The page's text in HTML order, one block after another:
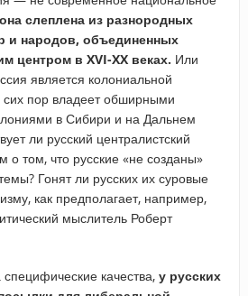
она слеплена из разнородных
и народов, объединенных
центром в XVI-XX веках. Или
является колониальной
сих пор владеет обширными
в Сибири и на Дальнем
ли русский централистский
о том, что русские «не созданы»
Гонят ли русских их суровые
как предполагает, например,
мыслитель Роберт
качества, у русских